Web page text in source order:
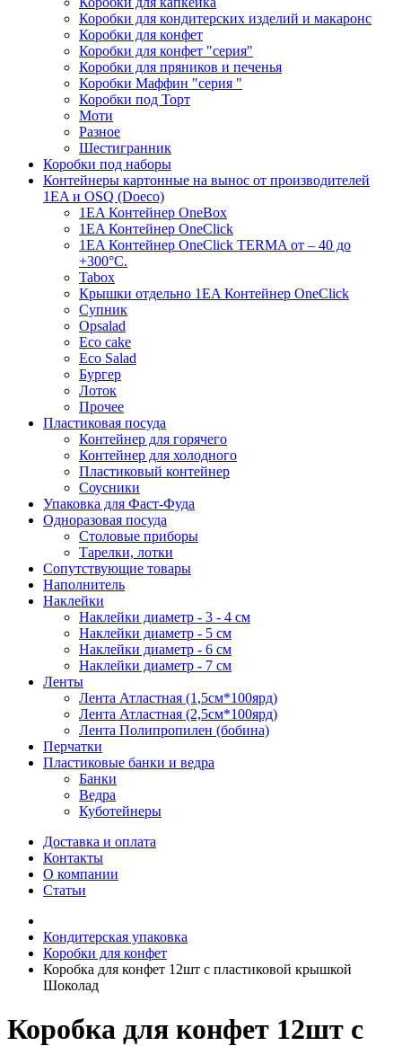
Коробки для кондитерских изделий и макаронс
Коробки для конфет
Коробки для конфет "серия"
Коробки для пряников и печенья
Коробки Маффин "серия "
Коробки под Торт
Моти
Разное
Шестигранник
Коробки под наборы
Контейнеры картонные на вынос от производителей
1EA и OSQ (Doeco)
1EA Контейнер OneBox
1EA Контейнер OneClick
1EA Контейнер OneClick TERMA от – 40 до
+300°C.
Tabox
Крышки отдельно 1EA Контейнер OneClick
Супник
Opsalad
Eco cake
Eco Salad
Бургер
Лоток
Прочее
Пластиковая посуда
Контейнер для горячего
Контейнер для холодного
Пластиковый контейнер
Соусники
Упаковка для Фаст-Фуда
Одноразовая посуда
Столовые приборы
Тарелки, лотки
Сопутствующие товары
Наполнитель
Наклейки
Наклейки диаметр - 3 - 4 см
Наклейки диаметр - 5 см
Наклейки диаметр - 6 см
Наклейки диаметр - 7 см
Ленты
Лента Атластная (1,5см*100ярд)
Лента Атластная (2,5см*100ярд)
Лента Полипропилен (бобина)
Перчатки
Пластиковые банки и ведра
Банки
Ведра
Куботейнеры
Доставка и оплата
Контакты
О компании
Статьи
Кондитерская упаковка
Коробки для конфет
Коробка для конфет 12шт с пластиковой крышкой
Шоколад
Коробка для конфет 12шт с